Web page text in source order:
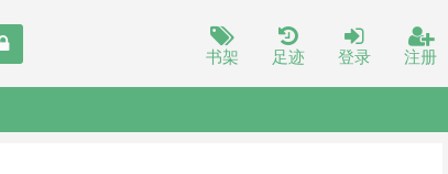
书架 足迹 登录 注册